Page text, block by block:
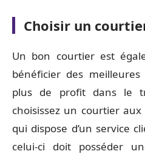
Choisir un
Un bon courtier est
bénéficier des
plus de profit dans le
choisissez un courtier
qui dispose d’un service
celui-ci doit posséder